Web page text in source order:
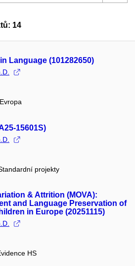
14
Language (101282650)
15601S)
projekty
& Attrition (MOVA):
and Language Preservation of
in Europe (20251115)
HS